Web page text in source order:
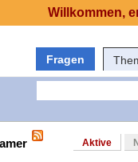
Fragen
Aktive
Willkommen,